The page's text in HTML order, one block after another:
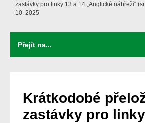
zastávky pro linky 13 a 14 „Anglické nábřeží“
10. 2025
Krátkodobé
zastávky pro